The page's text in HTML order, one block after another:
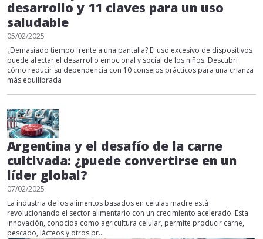
desarrollo y 11 claves para un uso
saludable
05/02/2025
¿Demasiado tiempo frente a una pantalla? El uso excesivo de dispositivos
puede afectar el desarrollo emocional y social de los niños. Descubrí
cómo reducir su dependencia con 10 consejos prácticos para una crianza
más equilibrada
Argentina y el desafío de la carne
cultivada: ¿puede convertirse en un
líder global?
07/02/2025
La industria de los alimentos basados en células madre está
revolucionando el sector alimentario con un crecimiento acelerado. Esta
innovación, conocida como agricultura celular, permite producir carne,
pescado, lácteos y otros pr...